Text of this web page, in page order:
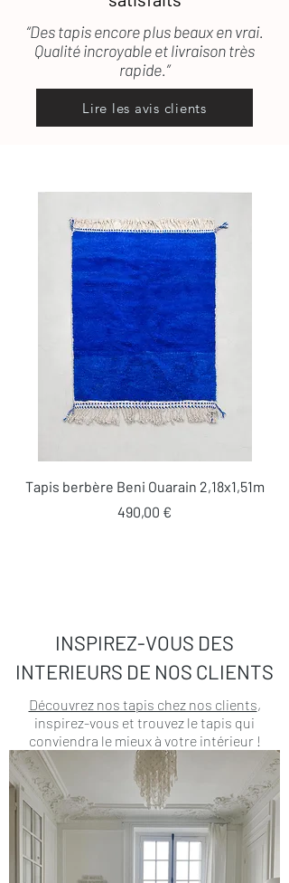
“Des tapis encore plus beaux en vrai.
Qualité incroyable et livraison très
rapide.”
Lire les avis clients
Tapis berbère Beni Ouarain 2,18x1,51m
Prix
490,00 €
INSPIREZ-VOUS DES
INTERIEURS DE NOS CLIENTS
Découvrez nos tapis chez nos clients,
inspirez-vous et trouvez le tapis qui
conviendra le mieux à votre intérieur !